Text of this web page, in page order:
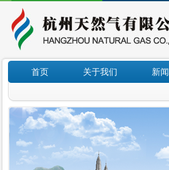
首页 关于我们 新